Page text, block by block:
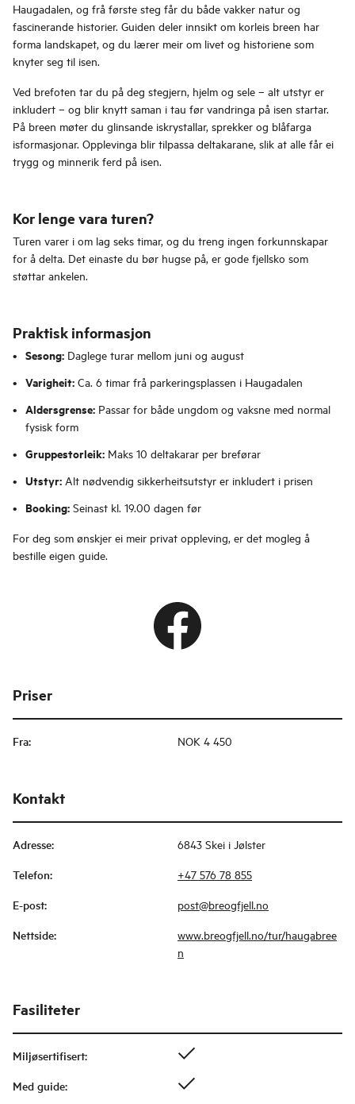
Haugadalen, og frå første steg får du både vakker natur og
fascinerande historier. Guiden deler innsikt om korleis breen har
forma landskapet, og du lærer meir om livet og historiene som
knyter seg til isen.
Ved brefoten tar du på deg stegjern, hjelm og sele – alt utstyr er
inkludert – og blir knytt saman i tau før vandringa på isen startar.
På breen møter du glinsande iskrystallar, sprekker og blåfarga
isformasjonar. Opplevinga blir tilpassa deltakarane, slik at alle får ei
trygg og minnerik ferd på isen.
Kor lenge vara turen?
Turen varer i om lag seks timar, og du treng ingen forkunnskapar
for å delta. Det einaste du bør hugse på, er gode fjellsko som
støttar ankelen.
Praktisk informasjon
Sesong: Daglege turar mellom juni og august
Varigheit: Ca. 6 timar frå parkeringsplassen i Haugadalen
Aldersgrense: Passar for både ungdom og vaksne med normal
fysisk form
Gruppestorleik: Maks 10 deltakarar per breførar
Utstyr: Alt nødvendig sikkerheitsutstyr er inkludert i prisen
Booking: Seinast kl. 19.00 dagen før
For deg som ønskjer ei meir privat oppleving, er det mogleg å
bestille eigen guide.
Priser
Fra: NOK 4 450
Kontakt
Adresse: 6843 Skei i Jølster
Telefon: +47 576 78 855
E-post: post@breogfjell.no
Nettside:
www.breogfjell.no/tur/haugabree
n
Fasiliteter
Miljøsertifisert:
Med guide: